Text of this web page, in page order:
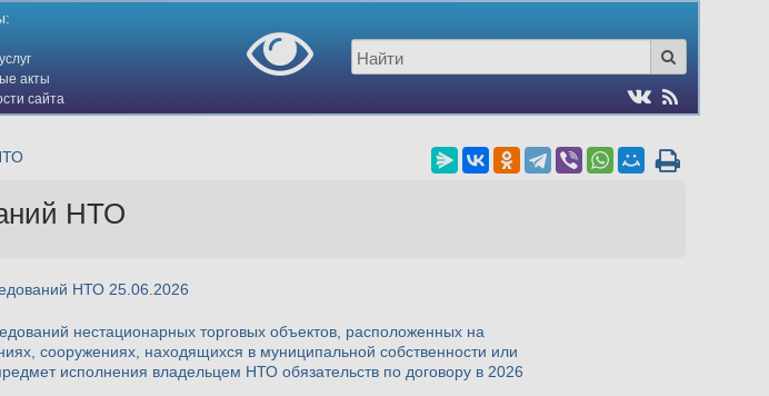
акты
сайта
НТО
НТО 25.06.2026
нестационарных торговых объектов, расположенных на
сооружениях, находящихся в муниципальной собственности или
исполнения владельцем НТО обязательств по договору в 2026